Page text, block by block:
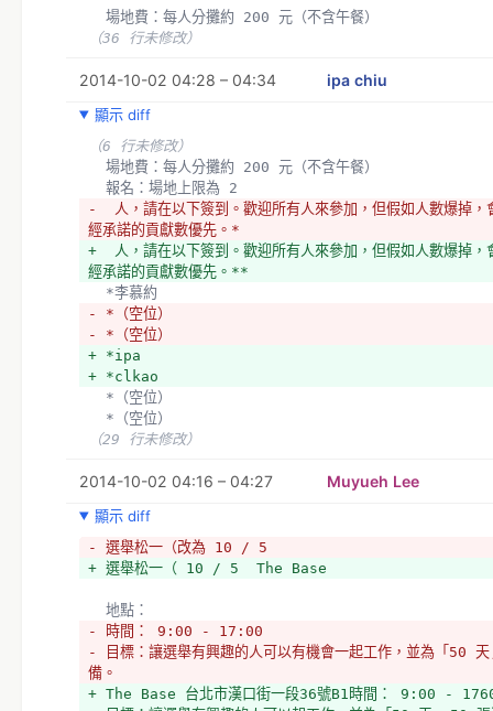
  場地費：每人分攤約 200 元（不含午餐）
（36 行未修改）
2014-10-02 04:28 – 04:34 ipa chiu
顯示 diff
（6 行未修改）
  場地費：每人分攤約 200 元（不含午餐）
  報名：場地上限為 2
-  人，請在以下簽到。歡迎所有人來參加，但假如人數爆掉
經承諾的貢獻數優先。*
+  人，請在以下簽到。歡迎所有人來參加，但假如人數爆掉
經承諾的貢獻數優先。**
  *李慕約
- *（空位）
- *（空位）
+ *ipa
+ *clkao
  *（空位）
  *（空位）
（29 行未修改）
2014-10-02 04:16 – 04:27 Muyueh Lee
顯示 diff
- 選舉松一（改為 10 / 5
+ 選舉松一（ 10 / 5  The Base
  地點：
- 時間： 9:00 - 17:00
- 目標：讓選舉有興趣的人可以有機會一起工作，並為「50
備。
+ The Base 台北市漢口街一段36號B1時間： 9:00 -